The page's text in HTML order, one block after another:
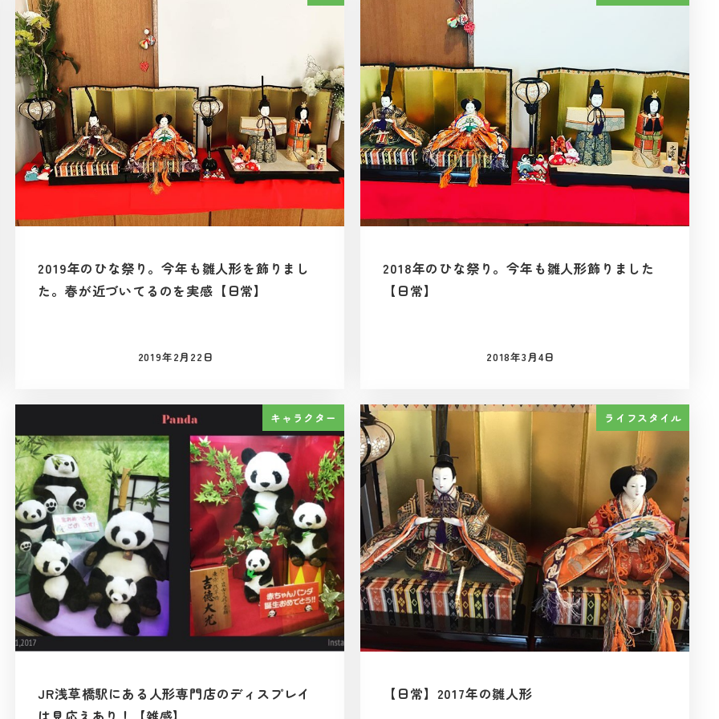
2019年のひな祭り。今年も雛人形を飾りまし
た。春が近づいてるのを実感【日常】
投稿日
2019年2月22日
2018年のひな祭り。今年も雛人形飾りました
【日常】
投稿日
2018年3月4日
キャラクター
JR浅草橋駅にある人形専門店のディスプレイ
ライフスタイル
【日常】2017年の雛人形